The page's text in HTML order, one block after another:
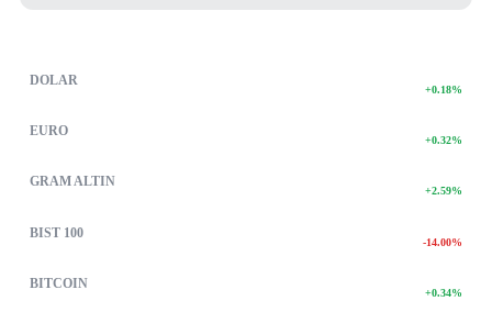
DOLAR
+0.18%
EURO
+0.32%
GRAM ALTIN
+2.59%
BIST 100
-14.00%
BITCOIN
+0.34%